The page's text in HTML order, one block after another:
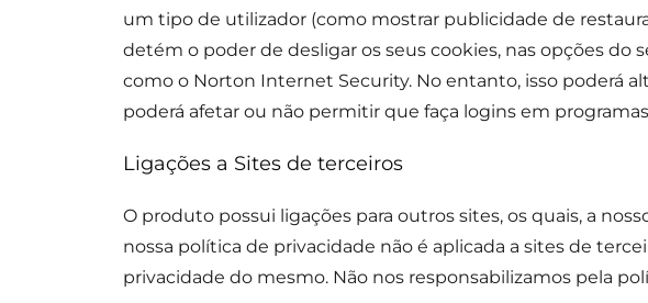
um tipo de utilizador (como mostrar publicidade de
detém o poder de desligar os seus cookies, nas opções do
como o Norton Internet Security. No entanto, isso poderá
poderá afetar ou não permitir que faça logins em
Ligações a Sites de terceiros
O produto possui ligações para outros sites, os quais, a
nossa política de privacidade não é aplicada a sites de
privacidade do mesmo. Não nos responsabilizamos pela